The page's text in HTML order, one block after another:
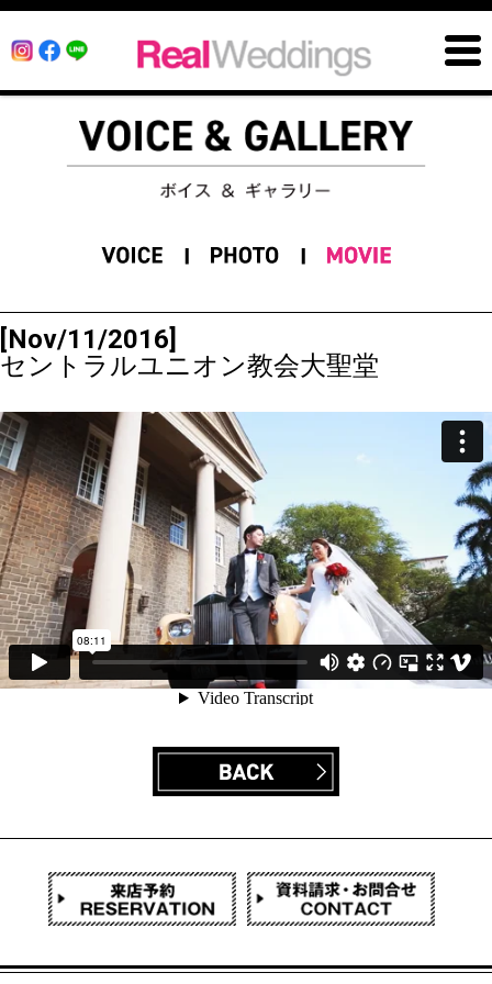
[Nov/11/2016]
セントラルユニオン教会大聖堂
11/11/16 セントラルユニオン大聖堂
リアル
ウエディングス